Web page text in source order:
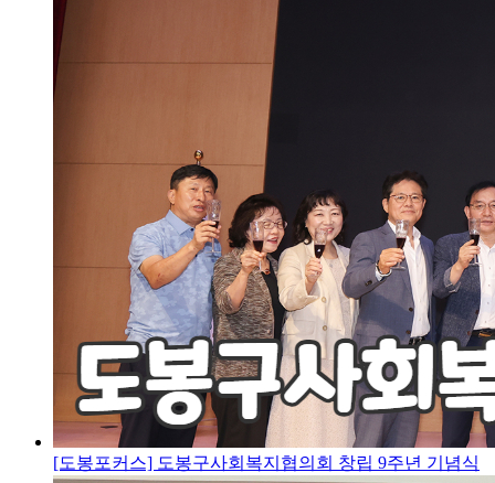
[도봉포커스] 도봉구사회복지협의회 창립 9주년 기념식